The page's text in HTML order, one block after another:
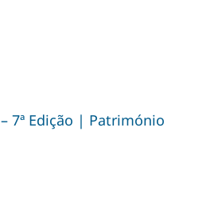
7ª Edição | Património